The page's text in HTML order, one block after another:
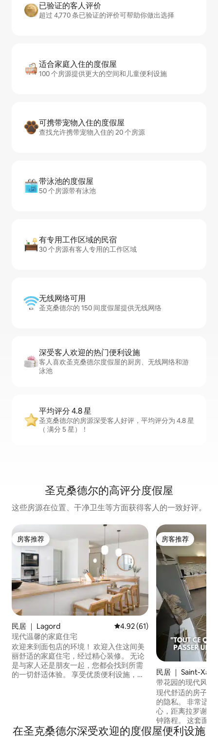
已验证的客人评价
超过 4,770 条已验证的评价可帮助你做出选择
适合家庭入住的度假屋
100 个房源提供更大的空间和儿童便利设施
可携带宠物入住的度假屋
查找允许携带宠物入住的 20 个房源
带泳池的度假屋
50 个房源带有泳池
有专用工作区域的民宿
30 个房源有客人专用的工作区域
无线网络可用
圣克桑德尔的 150 间度假屋提供无线网络
深受客人欢迎的热门便利设施
客人喜欢圣克桑德尔度假屋的厨房、无线网络和游
泳池
平均评分 4.8 星
圣克桑德尔的房源深受客人好评，平均评分为 4.8 星
（ 满分 5 星）！
圣克桑德尔的高评分度假屋
这些房源在位置、干净卫生等方面获得客人的一致好评。
房客推荐
房客推荐
民居 ｜ Lagord 平均评分 4.92 分（满分 5 分）
4.92 (61)
现代温馨的家庭住宅
欢迎来到面包店的环境！ 欢迎入住这间美
丽舒适的家庭住宅，经过精心装修。 无论
是与家人还是朋友一起，您都会找到所需
的一切舒适体验。 享受优质便利设施，如
房客推荐
房客推荐
民居 ｜ Saint-
带花园的现代风格
现代舒适的房子，
的隐私。 非常适
心，距离拉罗谢尔
钟路程。 这套面
英尺）的房源设有
居室、设备齐全的
在圣克桑德尔深受欢迎的度假屋便利设施